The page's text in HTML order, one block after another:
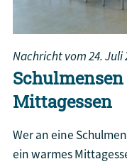
Nachricht vom24. Juli
Mittagessen
Wer an eine
ein warmes